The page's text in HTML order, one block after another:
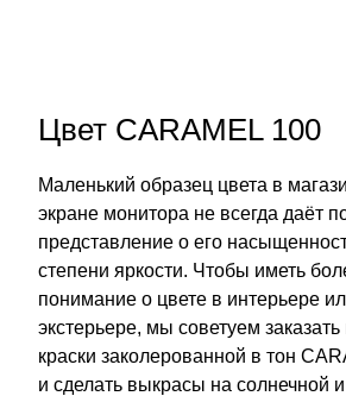
Цвет CARAMEL 100
Маленький образец цвета в
экране монитора не всегда даёт
представление о его
степени яркости. Чтобы иметь
понимание о цвете в интерьере
экстерьере, мы советуем
краски заколерованной в тон
и сделать выкрасы на солнечной